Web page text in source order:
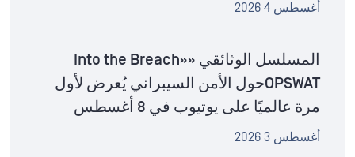
أغسطس 4 2026
المسلسل الوثائقي «Into the Breach»
OPSWATحول الأمن السيبراني يُعرض لأول
مرة عالميًا على يوتيوب في 8 أغسطس
أغسطس 3 2026